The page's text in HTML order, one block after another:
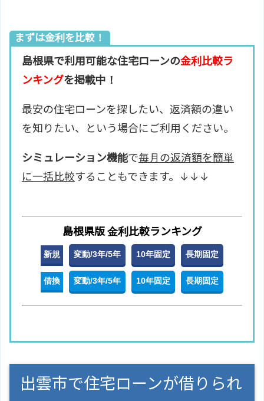
まずは金利を比較！
島根県で利用可能な住宅ローンの金利比較ラ
ンキングを掲載中！
最安の住宅ローンを探したい、返済額の違い
を知りたい、という場合にご利用ください。
シミュレーション機能で毎月の返済額を簡単
に一括比較することもできます。↓↓↓
島根県版 金利比較ランキング
新規 変動/3年/5年 10年固定 長期固定
借換 変動/3年/5年 10年固定 長期固定
出雲市で住宅ローンが借りられ